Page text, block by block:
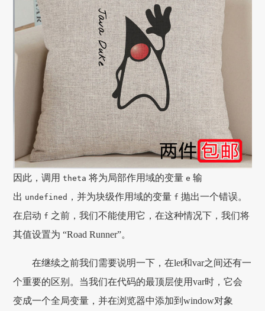
因此，调用theta 将为局部作用域的变量e 输
出 undefined ，并为块级作用域的变量 f 抛出一个错误。
在启动 f 之前，我们不能使用它，在这种情况下，我们将
其值设置为 “Road Runner”。
在继续之前我们需要说明一下，在let和var之间还有一
个重要的区别。当我们在代码的最顶层使用var时，它会
变成一个全局变量，并在浏览器中添加到window对象